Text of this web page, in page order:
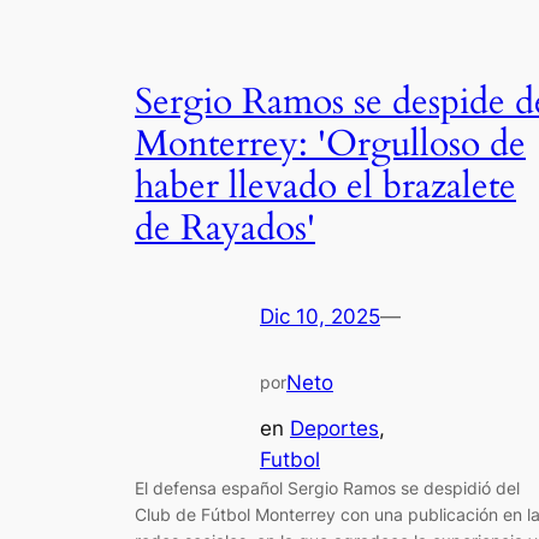
Sergio Ramos se despide
Monterrey: 'Orgulloso de
haber llevado el brazalete
de Rayados'
Dic 10, 2025—
porNeto
en Deportes
Futbol
El defensa español Sergio Ramos se despidió del
Club de Fútbol Monterrey con una publicación en